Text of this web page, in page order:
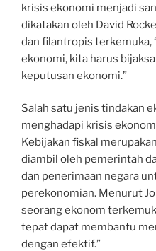
krisis ekonomi menjadi
dikatakan oleh David
dan filantropis terkemuka,
ekonomi, kita harus
keputusan ekonomi.”
Salah satu jenis tindakan
menghadapi krisis
Kebijakan fiskal
diambil oleh pemerintah
dan penerimaan negara
perekonomian. Menurut
seorang ekonom
tepat dapat membantu
dengan efektif.”